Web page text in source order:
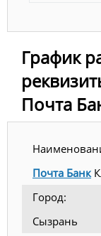
График
Почта
Почта Банк
Город:
Сызрань